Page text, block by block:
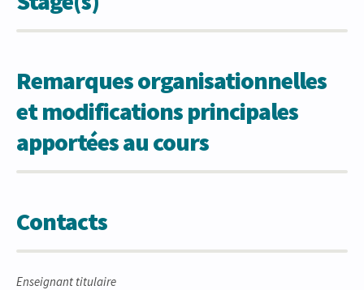
Remarques organisationnelles
et modifications principales
apportées au cours
Contacts
Enseignant titulaire